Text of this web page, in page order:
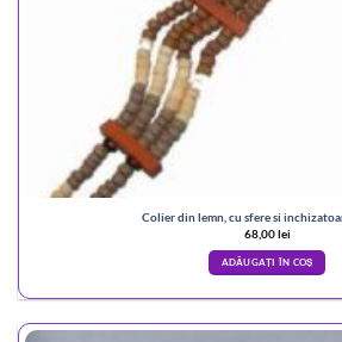
Colier din lemn, cu sfere si
68,00lei
ADĂUGAȚI ÎN COȘ